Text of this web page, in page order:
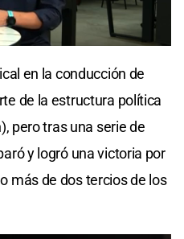
en la conducción de
de la estructura política
pero tras una serie de
y logró una victoria por
más de dos tercios de los